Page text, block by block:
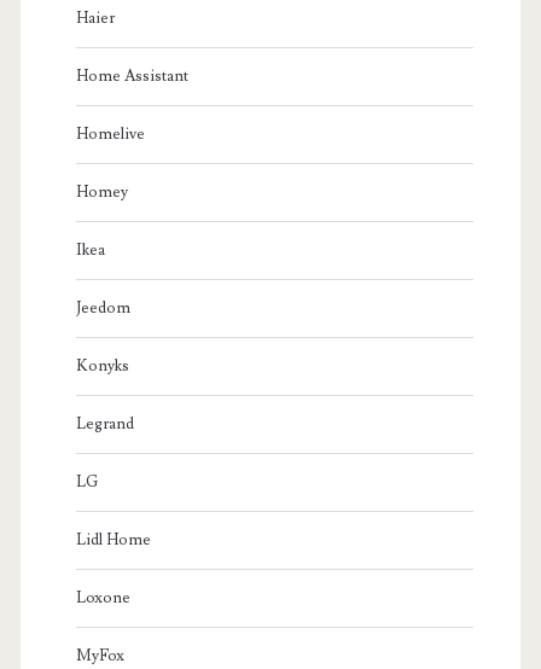
Haier
Home Assistant
Homelive
Homey
Ikea
Jeedom
Konyks
Legrand
LG
Lidl Home
Loxone
MyFox